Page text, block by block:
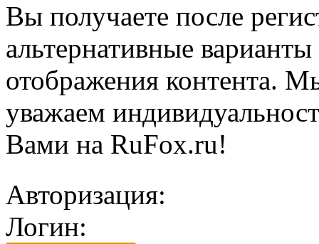
Вы получаете после
альтернативные
отображения контента.
уважаем
Вами на RuFox.ru!
Авторизация:
Логин: